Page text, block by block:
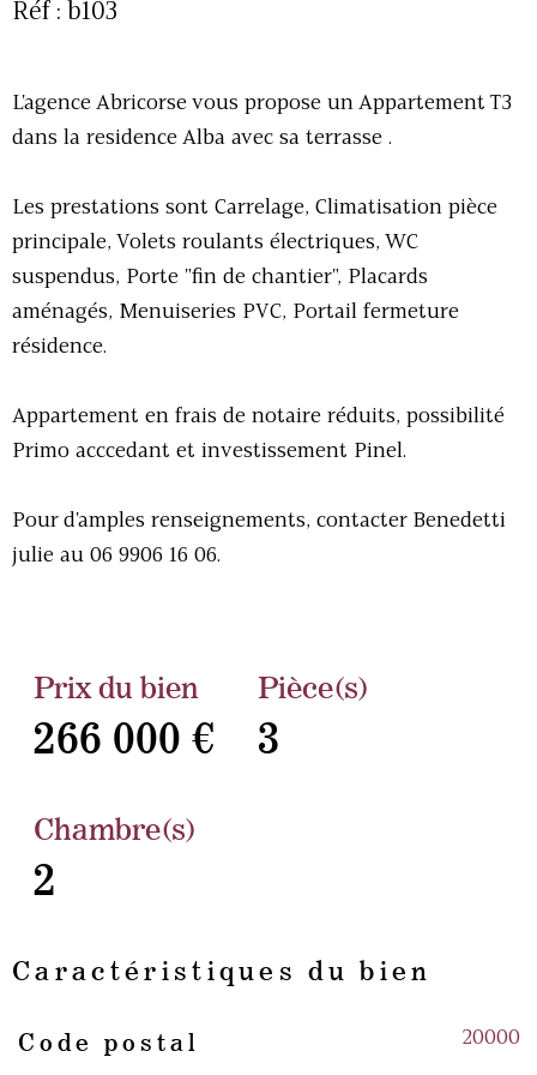
Réf : b103
L'agence Abricorse vous propose un Appartement T3
dans la residence Alba avec sa terrasse .
Les prestations sont Carrelage, Climatisation pièce
principale, Volets roulants électriques, WC
suspendus, Porte "fin de chantier", Placards
aménagés, Menuiseries PVC, Portail fermeture
résidence.
Appartement en frais de notaire réduits, possibilité
Primo acccedant et investissement Pinel.
Pour d'amples renseignements, contacter Benedetti
julie au 06 9906 16 06.
Prix du bien
266 000 €
Pièce(s)
3
Chambre(s)
2
Caractéristiques du bien
Caractéristiques Valeurs
Code postal 20000